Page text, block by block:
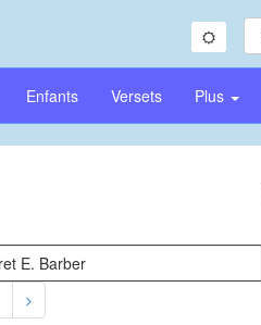
Enfants Versets Plus